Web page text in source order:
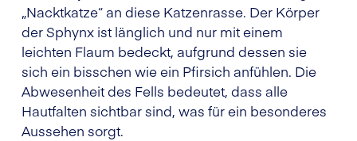
„Nacktkatze“ an diese Katzenrasse. Der Körper
der Sphynx ist länglich und nur mit einem
leichten Flaum bedeckt, aufgrund dessen sie
sich ein bisschen wie ein Pfirsich anfühlen. Die
Abwesenheit des Fells bedeutet, dass alle
Hautfalten sichtbar sind, was für ein besonderes
Aussehen sorgt.